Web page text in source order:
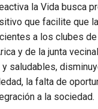
la Vida busca
que facilite que
a los clubes
y de la junta
saludables,
la falta de
a la sociedad.